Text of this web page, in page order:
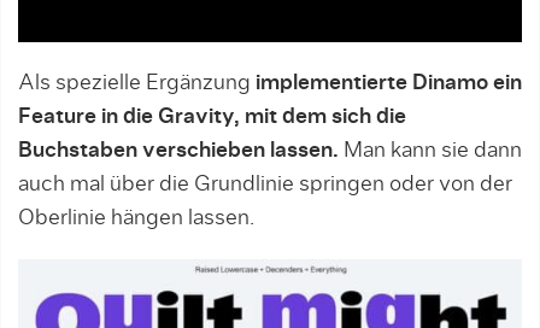
Als spezielle Ergänzung implementierte Dinamo ein
Feature in die Gravity, mit dem sich die
Buchstaben verschieben lassen. Man kann sie dann
auch mal über die Grundlinie springen oder von der
Oberlinie hängen lassen.